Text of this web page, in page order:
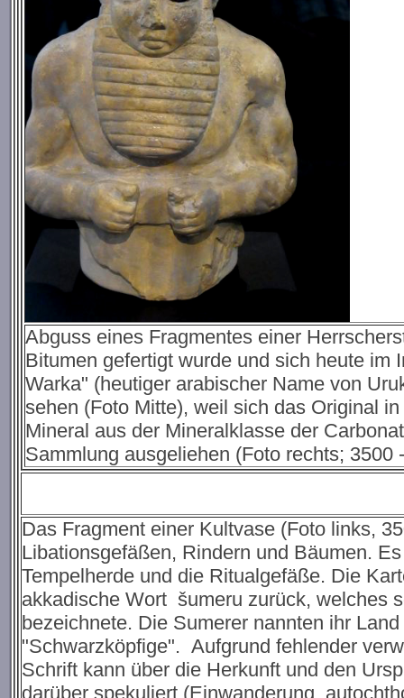
Abguss eines Fragmentes einer
Bitumen gefertigt wurde und sich heute im
Warka" (heutiger arabischer Name von
sehen (Foto Mitte), weil sich das Original
Mineral aus der Mineralklasse der
Sammlung ausgeliehen (Foto rechts; 3500
Das Fragment einer Kultvase (Foto links,
Libationsgefäßen, Rindern und Bäumen.
Tempelherde und die Ritualgefäße. Die
akkadische Wort šumeru zurück, welches
bezeichnete. Die Sumerer nannten ihr
"Schwarzköpfige". Aufgrund fehlender
Schrift kann über die Herkunft und den
darüber spekuliert (Einwanderung,